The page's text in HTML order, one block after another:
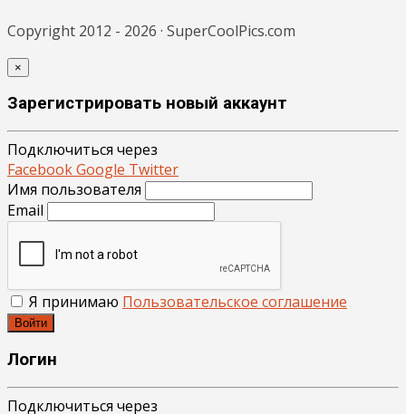
Copyright 2012 - 2026 · SuperCoolPics.com
×
Зарегистрировать новый аккаунт
Подключиться через
FacebookGoogle Twitter
Имя пользователя
Email
Я принимаю Пользовательское соглашение
Войти
Логин
Подключиться через